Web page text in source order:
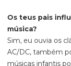
Os teus pais
música?
Sim, eu ouvia os
AC/DC, também
músicas infantis